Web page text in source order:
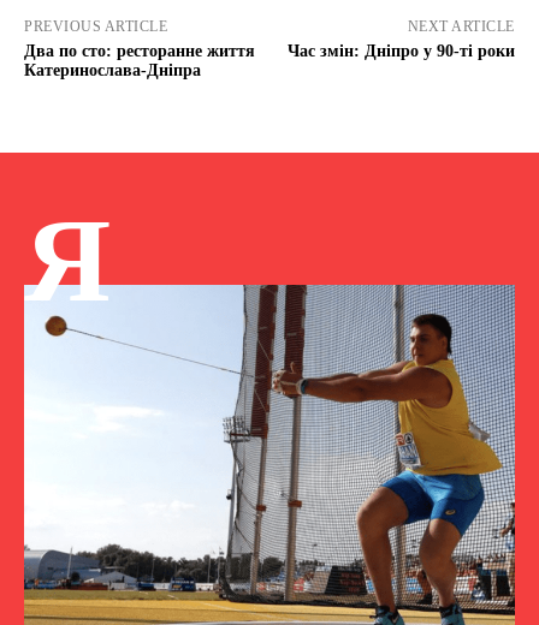
PREVIOUS ARTICLE
Два по сто: ресторанне життя
Катеринослава-Дніпра
NEXT ARTICLE
Час змін: Дніпро у 90-ті роки
Я